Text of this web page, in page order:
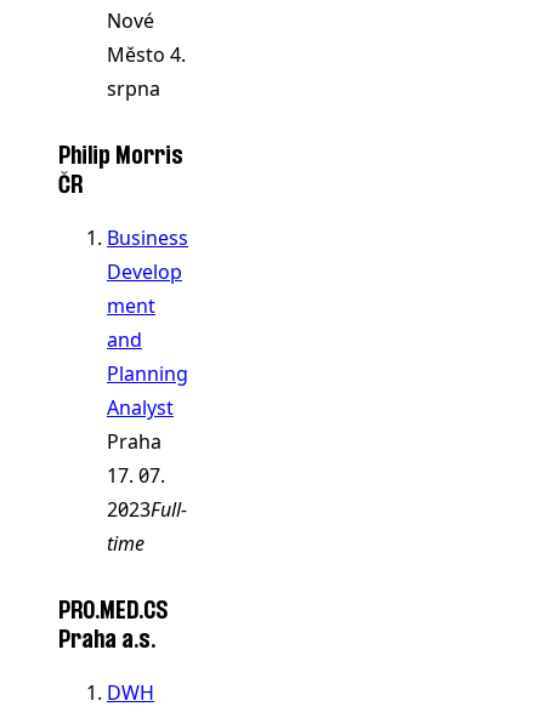
Nové
Město 4.
srpna
Philip Morris
ČR
Business
Develop
ment
and
Planning
Analyst
Praha
17. 07.
2023Full-
time
PRO.MED.CS
Praha a.s.
DWH